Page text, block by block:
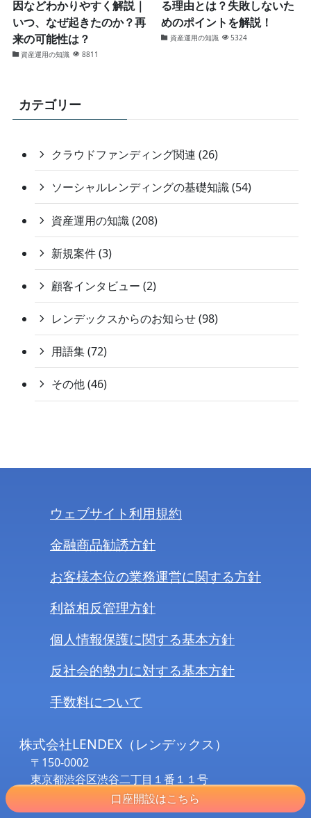
口座開設はこちら
因などわかりやすく解説｜
いつ、なぜ起きたのか？再
来の可能性は？
資産運用の知識 8811
る理由とは？失敗しないた
めのポイントを解説！
資産運用の知識 5324
カテゴリー
クラウドファンディング関連 (26)
ソーシャルレンディングの基礎知識 (54)
資産運用の知識 (208)
新規案件 (3)
顧客インタビュー (2)
レンデックスからのお知らせ (98)
用語集 (72)
その他 (46)
ウェブサイト利用規約
金融商品勧誘方針
お客様本位の業務運営に関する方針
利益相反管理方針
個人情報保護に関する基本方針
反社会的勢力に対する基本方針
手数料について
株式会社LENDEX（レンデックス）
〒150-0002
東京都渋谷区渋谷二丁目１番１１号
郁文堂青山通りビル